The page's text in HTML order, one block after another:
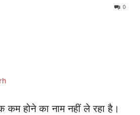
0
कम होने का नाम नहीं ले रहा है।